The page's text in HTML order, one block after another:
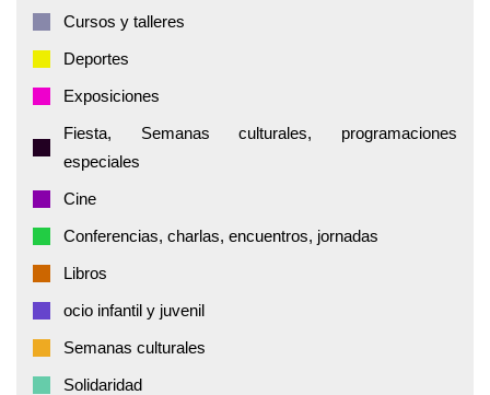
Cursos y talleres
Deportes
Exposiciones
Fiesta, Semanas culturales, programaciones
especiales
Cine
Conferencias, charlas, encuentros, jornadas
Libros
ocio infantil y juvenil
Semanas culturales
Solidaridad